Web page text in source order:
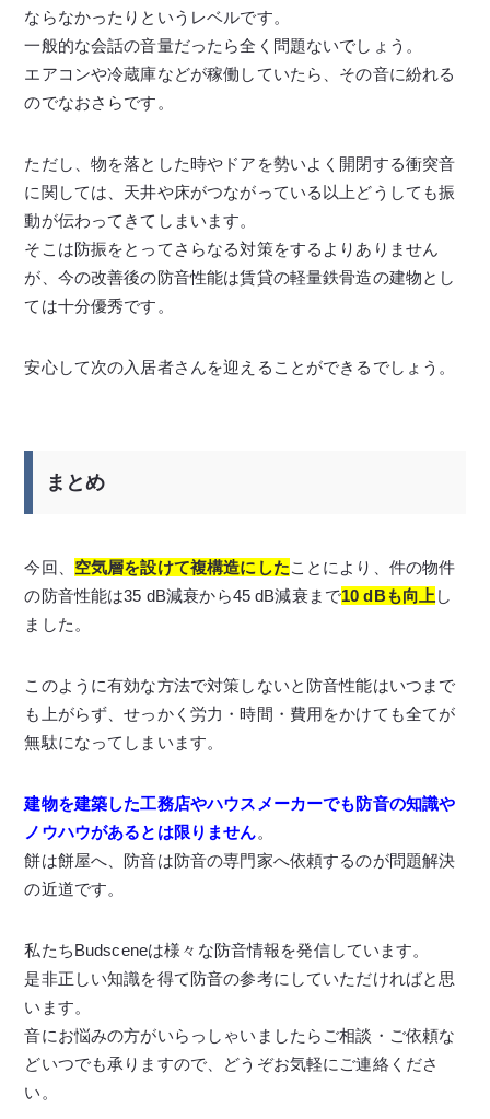
ならなかったりというレベルです。
一般的な会話の音量だったら全く問題ないでしょう。
エアコンや冷蔵庫などが稼働していたら、その音に紛れる
のでなおさらです。
ただし、物を落とした時やドアを勢いよく開閉する衝突音
に関しては、天井や床がつながっている以上どうしても振
動が伝わってきてしまいます。
そこは防振をとってさらなる対策をするよりありません
が、今の改善後の防音性能は賃貸の軽量鉄骨造の建物とし
ては十分優秀です。
安心して次の入居者さんを迎えることができるでしょう。
まとめ
今回、 空気層を設けて複構造にしたことにより、件の物件
の防音性能は35 dB減衰から45 dB減衰まで10 dBも向上 し
ました。
このように有効な方法で対策しないと防音性能はいつまで
も上がらず、せっかく労力・時間・費用をかけても全てが
無駄になってしまいます。
建物を建築した工務店やハウスメーカーでも防音の知識や
ノウハウがあるとは限りません。
餅は餅屋へ、防音は防音の専門家へ依頼するのが問題解決
の近道です。
私たちBudsceneは様々な防音情報を発信しています。
是非正しい知識を得て防音の参考にしていただければと思
います。
音にお悩みの方がいらっしゃいましたらご相談・ご依頼な
どいつでも承りますので、どうぞお気軽にご連絡くださ
い。